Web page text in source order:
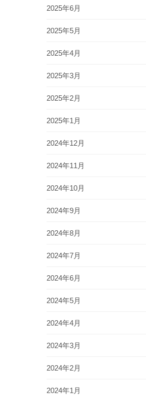
2025年6月
2025年5月
2025年4月
2025年3月
2025年2月
2025年1月
2024年12月
2024年11月
2024年10月
2024年9月
2024年8月
2024年7月
2024年6月
2024年5月
2024年4月
2024年3月
2024年2月
2024年1月